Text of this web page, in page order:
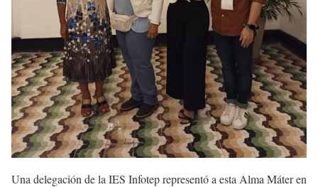
Una delegación de la IES Infotep representó a esta Alma Máter en